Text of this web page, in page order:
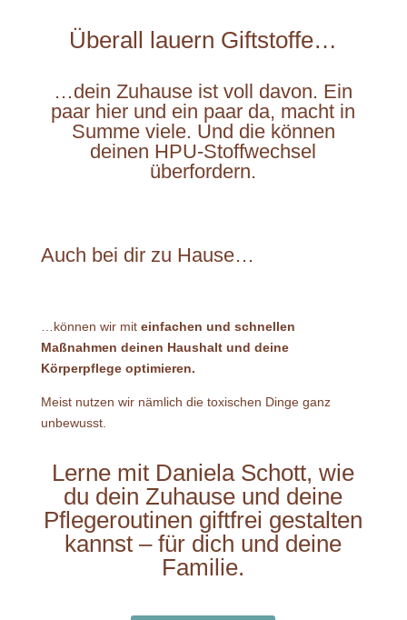
Überall lauern Giftstoffe…
…dein Zuhause ist voll davon. Ein
paar hier und ein paar da, macht in
Summe viele. Und die können
deinen HPU-Stoffwechsel
überfordern.
Auch bei dir zu Hause…
…können wir mit einfachen und schnellen
Maßnahmen deinen Haushalt und deine
Körperpflege optimieren.
Meist nutzen wir nämlich die toxischen Dinge ganz
unbewusst.
Lerne mit Daniela Schott, wie
du dein Zuhause und deine
Pflegeroutinen giftfrei gestalten
kannst – für dich und deine
Familie.